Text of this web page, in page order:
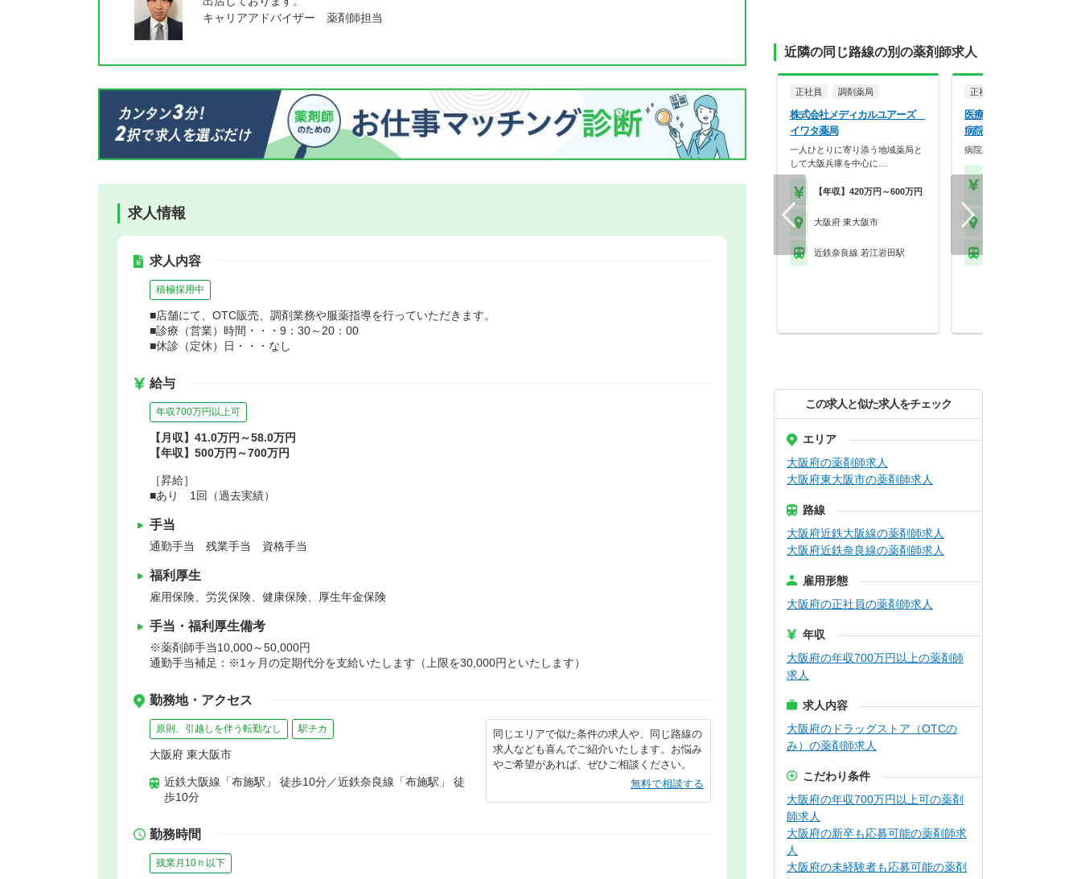
キャリアアドバイザー 薬剤師担当
求人情報
求人内容
積極採用中
■店舗にて、OTC販売、調剤業務や服薬指導を行っていただきます。
■診療（営業）時間・・・9：30～20：00
■休診（定休）日・・・なし
給与
年収700万円以上可
【月収】41.0万円～58.0万円
【年収】500万円～700万円
［昇給］
■あり 1回（過去実績）
手当
通勤手当 残業手当 資格手当
福利厚生
雇用保険、労災保険、健康保険、厚生年金保険
手当・福利厚生備考
※薬剤師手当10,000～50,000円
通勤手当補足：※1ヶ月の定期代分を支給いたします（上限を30,000円といたします）
勤務地・アクセス
原則、引越しを伴う転勤なし 駅チカ
大阪府 東大阪市
近鉄大阪線「布施駅」 徒歩10分／近鉄奈良線「布施駅」 徒
歩10分
同じエリアで似た条件の求人や、同じ路線の
求人なども喜んでご紹介いたします。お悩み
やご希望があれば、ぜひご相談ください。
無料で相談する
勤務時間
残業月10ｈ以下
近隣の同じ路線の別の薬剤師求人
正社員 調剤薬局
株式会社メディカルユアーズ
イワタ薬局
一人ひとりに寄り添う地域薬局と
して大阪兵庫を中心に…
【年収】420万円～600万円
大阪府 東大阪市
近鉄奈良線 若江岩田駅
正社員
医療法人社団丸山会 八
病院
病院薬剤師の募集です！
この求人と似た求人をチェック
エリア
大阪府の薬剤師求人
大阪府東大阪市の薬剤師求人
路線
大阪府近鉄大阪線の薬剤師求人
大阪府近鉄奈良線の薬剤師求人
雇用形態
大阪府の正社員の薬剤師求人
年収
大阪府の年収700万円以上の薬剤師
求人
求人内容
大阪府のドラッグストア（OTCの
み）の薬剤師求人
こだわり条件
大阪府の年収700万円以上可の薬剤
師求人
大阪府の新卒も応募可能の薬剤師求
人
大阪府の未経験者も応募可能の薬剤